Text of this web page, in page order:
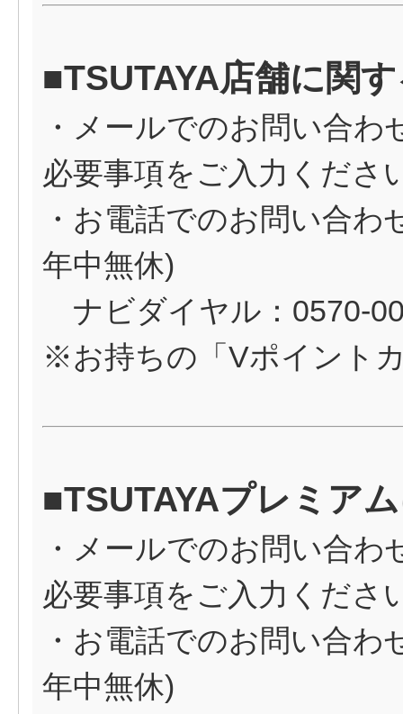
■TSUTAYA店舗に関
・メールでのお問い合わ
必要事項をご入力くださ
・お電話でのお問い合
年中無休)
ナビダイヤル：0570-
※お持ちの「Vポイント
■TSUTAYAプレミア
・メールでのお問い合わ
必要事項をご入力くださ
・お電話でのお問い合
年中無休)